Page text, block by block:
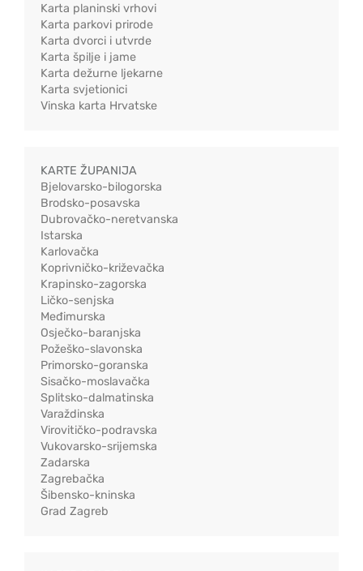
Karta planinski vrhovi
Karta parkovi prirode
Karta dvorci i utvrde
Karta špilje i jame
Karta dežurne ljekarne
Karta svjetionici
Vinska karta Hrvatske
KARTE ŽUPANIJA
Bjelovarsko-bilogorska
Brodsko-posavska
Dubrovačko-neretvanska
Istarska
Karlovačka
Koprivničko-križevačka
Krapinsko-zagorska
Ličko-senjska
Međimurska
Osječko-baranjska
Požeško-slavonska
Primorsko-goranska
Sisačko-moslavačka
Splitsko-dalmatinska
Varaždinska
Virovitičko-podravska
Vukovarsko-srijemska
Zadarska
Zagrebačka
Šibensko-kninska
Grad Zagreb